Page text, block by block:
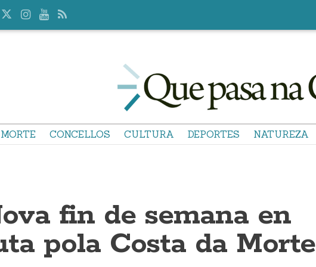
CONCELLOS CULTURA DEPORTES NATUREZA
fin de semana en
pola Costa da Morte